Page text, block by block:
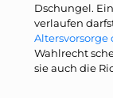
Dschungel.
verlaufen
Altersvorsorge
Wahlrecht
sie auch die